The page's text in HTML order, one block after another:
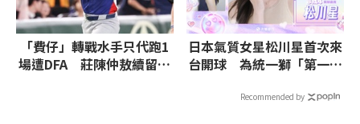
「費仔」轉戰水手只代跑1
場遭DFA 莊陳仲敖續留運
日本氣質女星松川星首次來
台開球 為統一獅「第一次
Recommended by